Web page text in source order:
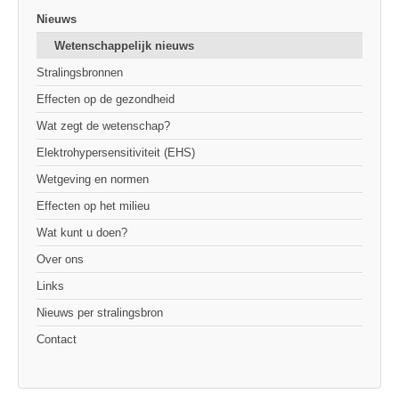
Nieuws
Wetenschappelijk nieuws
Stralingsbronnen
Effecten op de gezondheid
Wat zegt de wetenschap?
Elektrohypersensitiviteit (EHS)
Wetgeving en normen
Effecten op het milieu
Wat kunt u doen?
Over ons
Links
Nieuws per stralingsbron
Contact